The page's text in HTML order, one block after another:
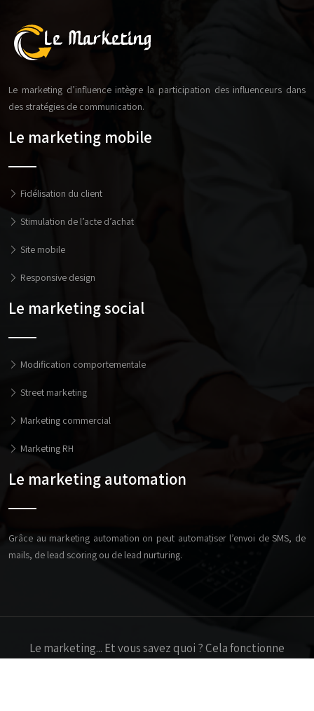
Le marketing d’influence intègre la participation des influenceurs dans
des stratégies de communication.
Le marketing mobile
Fidélisation du client
Stimulation de l’acte d’achat
Site mobile
Responsive design
Le marketing social
Modification comportementale
Street marketing
Marketing commercial
Marketing RH
Le marketing automation
Grâce au marketing automation on peut automatiser l’envoi de SMS, de
mails, de lead scoring ou de lead nurturing.
Le marketing... Et vous savez quoi ? Cela fonctionne